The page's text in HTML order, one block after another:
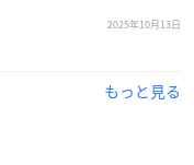
2025年10月13日
もっと見る